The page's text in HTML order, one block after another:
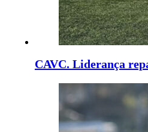
CAVC. Liderança